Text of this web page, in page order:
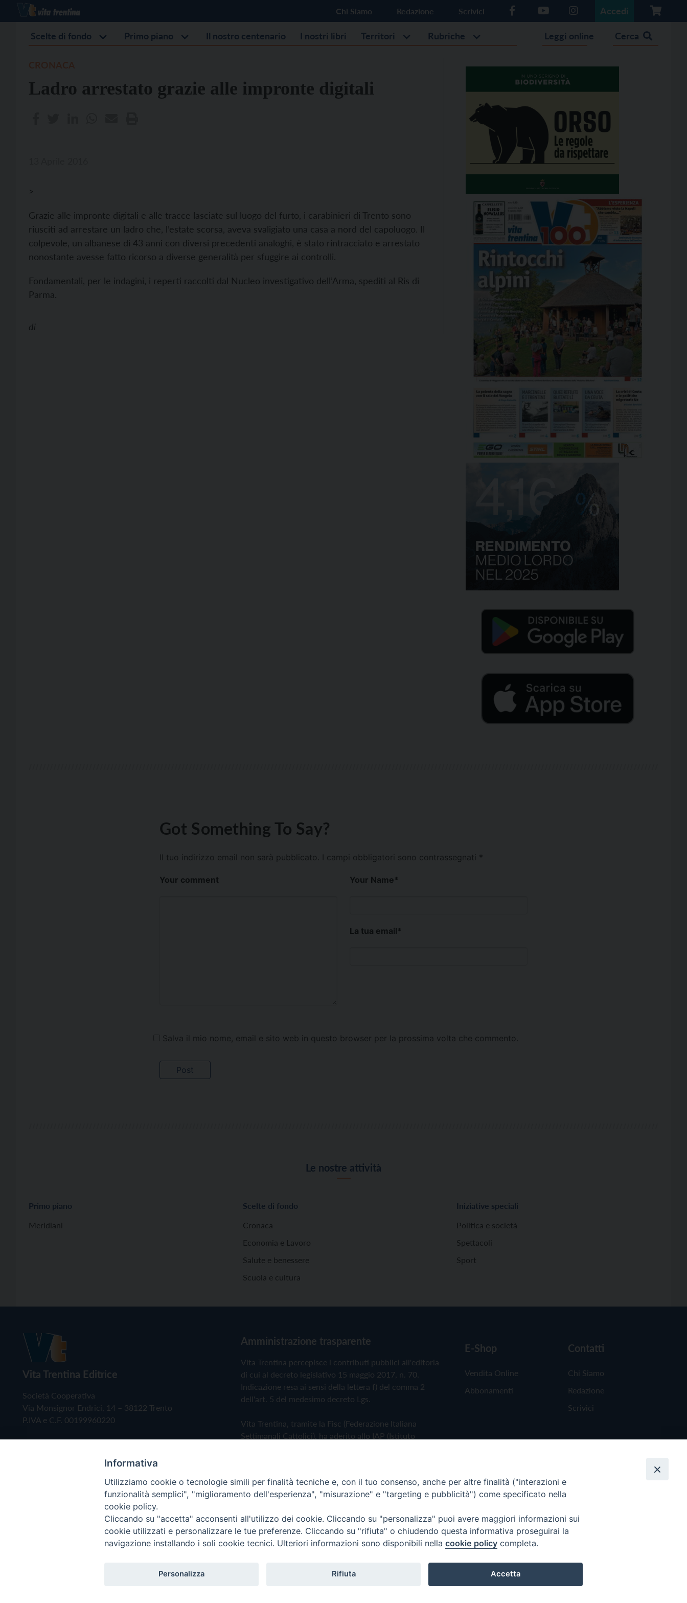
Chi Siamo Redazione Scrivici Accedi
Scelte di fondo Primo piano Il nostro centenario I nostri libri Territori Rubriche Leggi online Cerca
Ladro arrestato grazie alle impronte digitali
>
Grazie alle impronte digitali e alle tracce lasciate sul luogo del furto, i carabinieri di Trento sono
riusciti ad arrestare un ladro che, l’estate scorsa, aveva svaligiato una casa a nord del capoluogo. Il
colpevole, un albanese di 43 anni con diversi precedenti analoghi, è stato rintracciato e arrestato
nonostante avesse fatto ricorso a diverse generalità per sfuggire ai controlli.
Fondamentali, per le indagini, i reperti raccolti dal Nucleo investigativo dell’Arma, spediti al Ris di
Parma.
di
Got Something To Say?
Il tuo indirizzo email non sarà pubblicato. I campi obbligatori sono contrassegnati *
Your comment Your Name*
La tua email*
Salva il mio nome, email e sito web in questo browser per la prossima volta che commento.
Le nostre attività
Primo piano
Meridiani
Scelte di fondo
Cronaca
Economia e Lavoro
Salute e benessere
Scuola e cultura
Iniziative speciali
Politica e società
Spettacoli
Sport
Vita Trentina Editrice
Società Cooperativa
Via Monsignor Endrici, 14 – 38122 Trento
P.IVA e C.F. 00199960220
Amministrazione trasparente
Vita Trentina percepisce i contributi pubblici all'editoria
di cui al decreto legislativo 15 maggio 2017, n. 70.
Indicazione resa ai sensi della lettera f) del comma 2
dell'art. 5 del medesimo decreto Lgs.
Vita Trentina, tramite la Fisc (Federazione Italiana
Settimanali Cattolici), ha aderito allo IAP (Istituto
Privacy Policy Cookie Policy
E-Shop
Vendita Online
Abbonamenti
Contatti
Chi Siamo
Redazione
Scrivici
Copyright © 2019 - Tutti i diritti riservati - Vita Trentina Editrice
Informativa
Utilizziamo cookie o tecnologie simili per finalità tecniche e, con il tuo consenso, anche per altre finalità ("interazioni e
funzionalità semplici", "miglioramento dell'esperienza", "misurazione" e "targeting e pubblicità") come specificato nella
cookie policy.
Cliccando su "accetta" acconsenti all'utilizzo dei cookie. Cliccando su "personalizza" puoi avere maggiori informazioni sui
cookie utilizzati e personalizzare le tue preferenze. Cliccando su "rifiuta" o chiudendo questa informativa proseguirai la
navigazione installando i soli cookie tecnici. Ulteriori informazioni sono disponibili nella cookie policy completa.
Personalizza Rifiuta Accetta